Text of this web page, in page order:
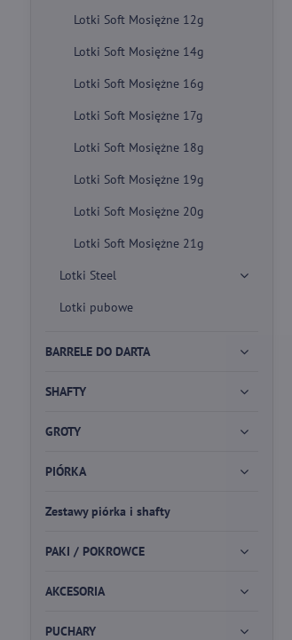
Lotki Soft Mosiężne 12g
Lotki Soft Mosiężne 14g
Lotki Soft Mosiężne 16g
Lotki Soft Mosiężne 17g
Lotki Soft Mosiężne 18g
Lotki Soft Mosiężne 19g
Lotki Soft Mosiężne 20g
Lotki Soft Mosiężne 21g
Lotki Steel
Lotki pubowe
BARRELE DO DARTA
SHAFTY
GROTY
PIÓRKA
Zestawy piórka i shafty
PAKI / POKROWCE
AKCESORIA
PUCHARY